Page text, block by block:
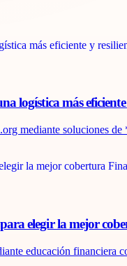
logística más
mediante soluciones
elegir la mejor
educación